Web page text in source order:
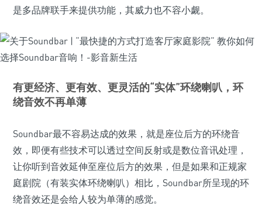
是多品牌联手来提供功能，其威力也不容小觑。
有更经济、更有效、更灵活的“实体”环绕喇叭，环
绕音效不再单薄
Soundbar最不容易达成的效果，就是座位后方的环绕音
效，即便有些技术可以透过空间反射或是数位音讯处理，
让你听到音效延伸至座位后方的效果，但是如果和正规家
庭剧院（有装实体环绕喇叭）相比，Soundbar所呈现的环
绕音效还是会给人较为单薄的感觉。